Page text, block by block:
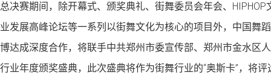
总决赛期间，除开幕式、颁奖典礼、街舞委员会年会、
业发展高峰论坛等一系列以街舞文化为核心的项目外，中国舞
博达成深度合作，将联手中共郑州市委宣传部、郑州市金水区
行业年度颁奖盛典，此次盛典将作为街舞行业的“奥斯卡”，将